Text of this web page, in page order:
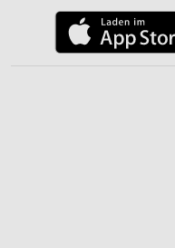
Analyse von
Kombinationen von
Quellen